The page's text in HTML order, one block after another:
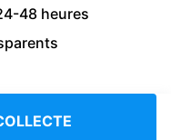
48 heures